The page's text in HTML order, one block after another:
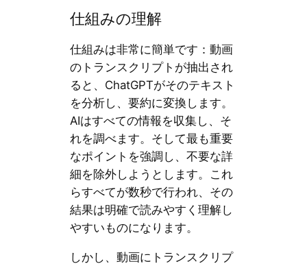
仕組みの理解
仕組みは非常に簡単です：動画
のトランスクリプトが抽出され
ると、ChatGPTがそのテキスト
を分析し、要約に変換します。
AIはすべての情報を収集し、そ
れを調べます。そして最も重要
なポイントを強調し、不要な詳
細を除外しようとします。これ
らすべてが数秒で行われ、その
結果は明確で読みやすく理解し
やすいものになります。
しかし、動画にトランスクリプ